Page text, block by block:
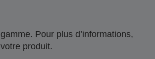
Pour plus d’informations,
produit.